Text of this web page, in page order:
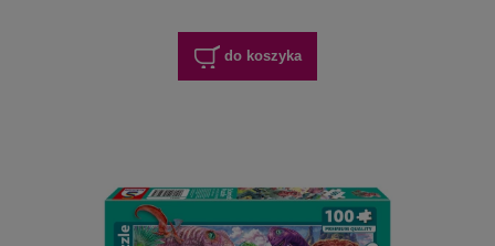
do koszyka